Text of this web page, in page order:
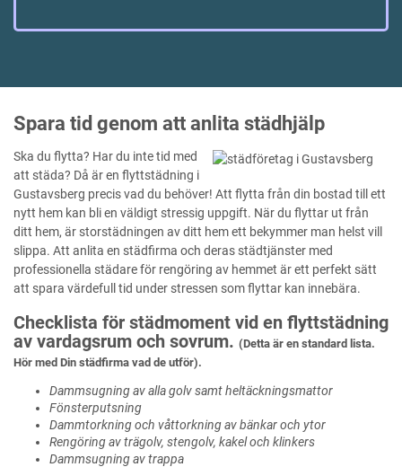
Spara tid genom att anlita städhjälp
Ska du flytta? Har du inte tid med
att städa? Då är en flyttstädning i
Gustavsberg precis vad du behöver! Att flytta från din bostad till ett
nytt hem kan bli en väldigt stressig uppgift. När du flyttar ut från
ditt hem, är storstädningen av ditt hem ett bekymmer man helst vill
slippa. Att anlita en städfirma och deras städtjänster med
professionella städare för rengöring av hemmet är ett perfekt sätt
att spara värdefull tid under stressen som flyttar kan innebära.
Checklista för städmoment vid en flyttstädning
av vardagsrum och sovrum. (Detta är en standard lista.
Hör med Din städfirma vad de utför).
Dammsugning av alla golv samt heltäckningsmattor
Fönsterputsning
Dammtorkning och våttorkning av bänkar och ytor
Rengöring av trägolv, stengolv, kakel och klinkers
Dammsugning av trappa